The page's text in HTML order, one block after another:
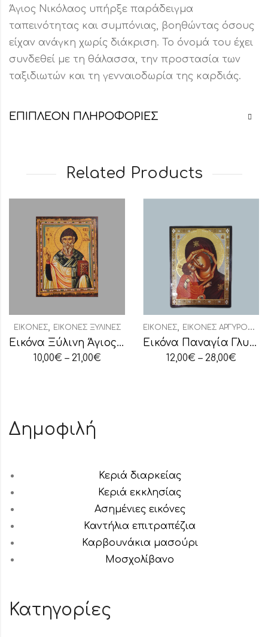
Άγιος Νικόλαος υπήρξε παράδειγμα
ταπεινότητας και συμπόνιας, βοηθώντας όσους
είχαν ανάγκη χωρίς διάκριση. Το όνομά του έχει
συνδεθεί με τη θάλασσα, την προστασία των
ταξιδιωτών και τη γενναιοδωρία της καρδιάς.
ΕΠΙΠΛΈΟΝ ΠΛΗΡΟΦΟΡΊΕΣ
Related Products
ΕΙΚΌΝΕΣ, ΕΙΚΌΝΕΣ ΞΎΛΙΝΕΣ
Εικόνα Ξύλινη Άγιος Σπυρίδων
10,00€ – 21,00€
ΕΙΚΌΝΕΣ, ΕΙΚΌΝΕΣ ΑΡΓΥΡΟΧΡΥΣΟΤΥΠΊΑ
Εικόνα Παναγία Γλυκοφιλούσα
12,00€ – 28,00€
Δημοφιλή
Κεριά διαρκείας
Κεριά εκκλησίας
Ασημένιες εικόνες
Καντήλια επιτραπέζια
Καρβουνάκια μασούρι
Μοσχολίβανο
Κατηγορίες